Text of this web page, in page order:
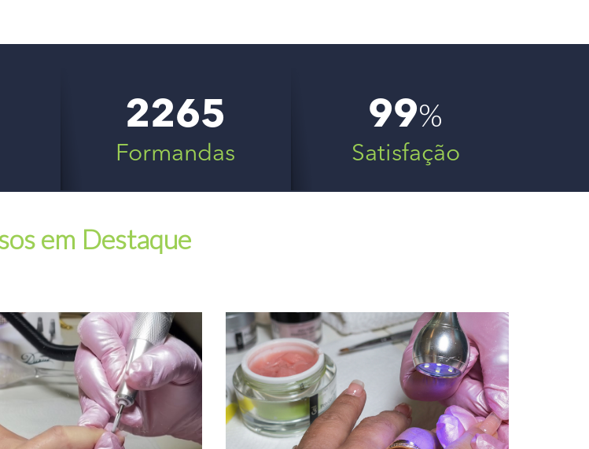
2265
Formandas
99%
Satisfação
em Destaque